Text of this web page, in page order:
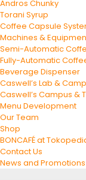
Andros Chunky
Torani Syrup
Coffee Capsule
Machines &
Semi-Automatic
Fully-Automatic
Beverage Dispenser
Caswell’s Lab &
Caswell’s Campus &
Menu Development
Our Team
Shop
BONCAFÉ at
Contact Us
News and Promotions